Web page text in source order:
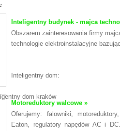
Inteligentny budynek - majca
Obszarem zainteresowania firmy
technologie elektroinstalacyjne
Inteligentny dom:
dom kraków
Motoreduktory walcowe »
Oferujemy: falowniki,
Eaton, regulatory napędów AC i